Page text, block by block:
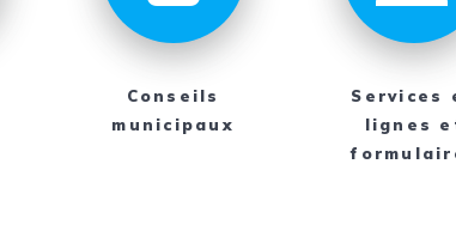
Conseils
municipaux
Services
lignes